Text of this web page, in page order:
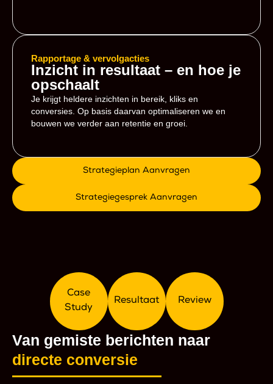
Rapportage & vervolgacties
Inzicht in resultaat – en hoe je
opschaalt
Je krijgt heldere inzichten in bereik, kliks en
conversies. Op basis daarvan optimaliseren we en
bouwen we verder aan retentie en groei.
Strategieplan Aanvragen
Strategiegesprek Aanvragen
Case
Study
Resultaat Review
Van gemiste berichten naar
directe conversie